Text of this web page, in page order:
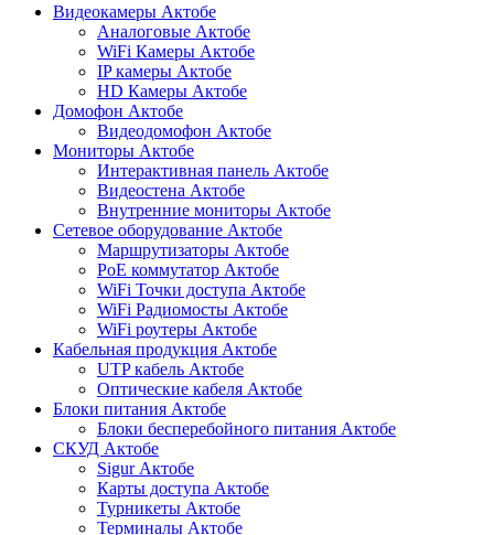
Видеокамеры Актобе
Аналоговые Актобе
WiFi Камеры Актобе
IP камеры Актобе
HD Камеры Актобе
Домофон Актобе
Видеодомофон Актобе
Мониторы Актобе
Интерактивная панель Актобе
Видеостена Актобе
Внутренние мониторы Актобе
Сетевое оборудование Актобе
Маршрутизаторы Актобе
PoE коммутатор Актобе
WiFi Точки доступа Актобе
WiFi Радиомосты Актобе
WiFi роутеры Актобе
Кабельная продукция Актобе
UTP кабель Актобе
Оптические кабеля Актобе
Блоки питания Актобе
Блоки бесперебойного питания Актобе
СКУД Актобе
Sigur Актобе
Карты доступа Актобе
Турникеты Актобе
Терминалы Актобе